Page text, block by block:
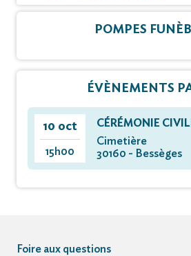
POMPES
ÉVÈNEMENTS
10 oct
15h00
CÉRÉMONIE
Cimetière
30160 - Bessèges
Foire aux questions